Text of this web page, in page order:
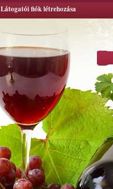
Látogatói fiók létrehozása